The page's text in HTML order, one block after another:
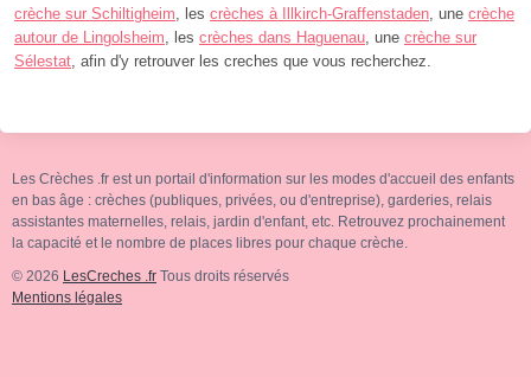
crèche sur Schiltigheim , les crèches à Illkirch-Graffenstaden , une crèche
autour de Lingolsheim , les crèches dans Haguenau , une crèche sur
Sélestat , afin d'y retrouver les creches que vous recherchez.
Les Crèches .fr est un portail d'information sur les modes d'accueil des enfants
en bas âge : crèches (publiques, privées, ou d'entreprise), garderies, relais
assistantes maternelles, relais, jardin d'enfant, etc. Retrouvez prochainement
la capacité et le nombre de places libres pour chaque crèche.
© 2026 LesCreches .fr Tous droits réservés
Mentions légales